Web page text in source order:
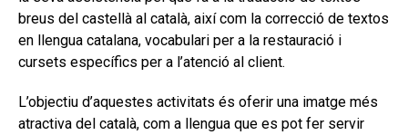
breus del castellà al català, així com la correcció de textos
en llengua catalana, vocabulari per a la restauració i
cursets específics per a l’atenció al client.
L’objectiu d’aquestes activitats és oferir una imatge més
atractiva del català, com a llengua que es pot fer servir